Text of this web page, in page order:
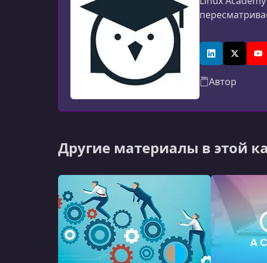
LinkedInX (Twitter)
Автор
Другие материалы в этой